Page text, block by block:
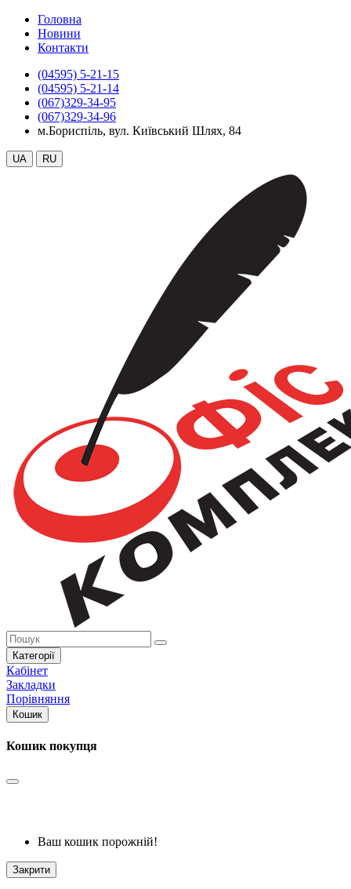
Головна
Новини
Контакти
(04595) 5-21-15
(04595) 5-21-14
(067)329-34-95
(067)329-34-96
м.Бориспіль, вул. Київський Шлях, 84
UA RU
Категорії
Кабінет
Закладки
Порівняння
Кошик
Кошик покупця
Ваш кошик порожній!
Закрити